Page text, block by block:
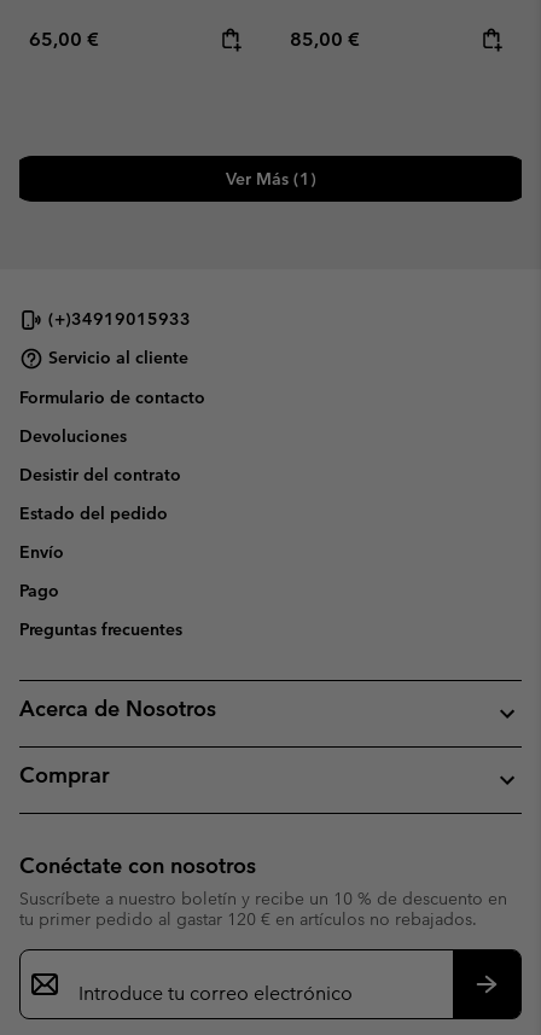
Regular price:
65,00 € Regular price:
85,00 €
Ver Más (1)
(+)34919015933
Servicio al cliente
Formulario de contacto
Devoluciones
Desistir del contrato
Estado del pedido
Envío
Pago
Preguntas frecuentes
Acerca de Nosotros
Comprar
Conéctate con nosotros
Suscríbete a nuestro boletín y recibe un 10 % de descuento en
tu primer pedido al gastar 120 € en artículos no rebajados.
Suscripción
de
correo